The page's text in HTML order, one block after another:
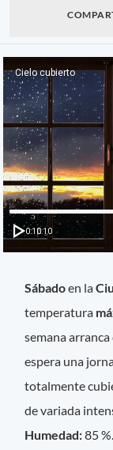
Sábadoen la
temperatura
semana
espera una
totalmente
de variada
Humedad:85 %.